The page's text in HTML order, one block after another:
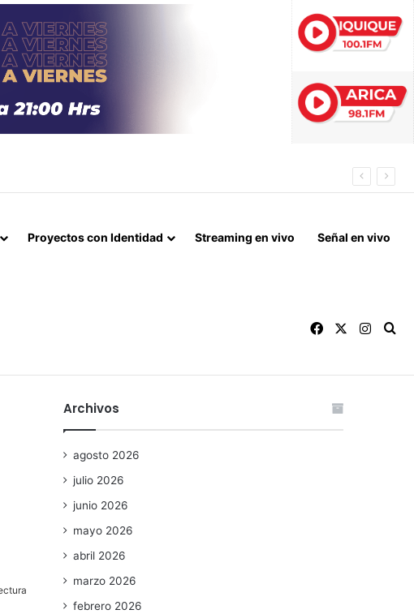
HOSPICIO: 10 DETENIDOS Y 11 VÍCTIMAS RESCATADAS
Proyectos con Identidad Streaming en vivo Señal en vivo
Facebook
Archivos
agosto 2026
julio 2026
junio 2026
mayo 2026
abril 2026
marzo 2026
febrero 2026